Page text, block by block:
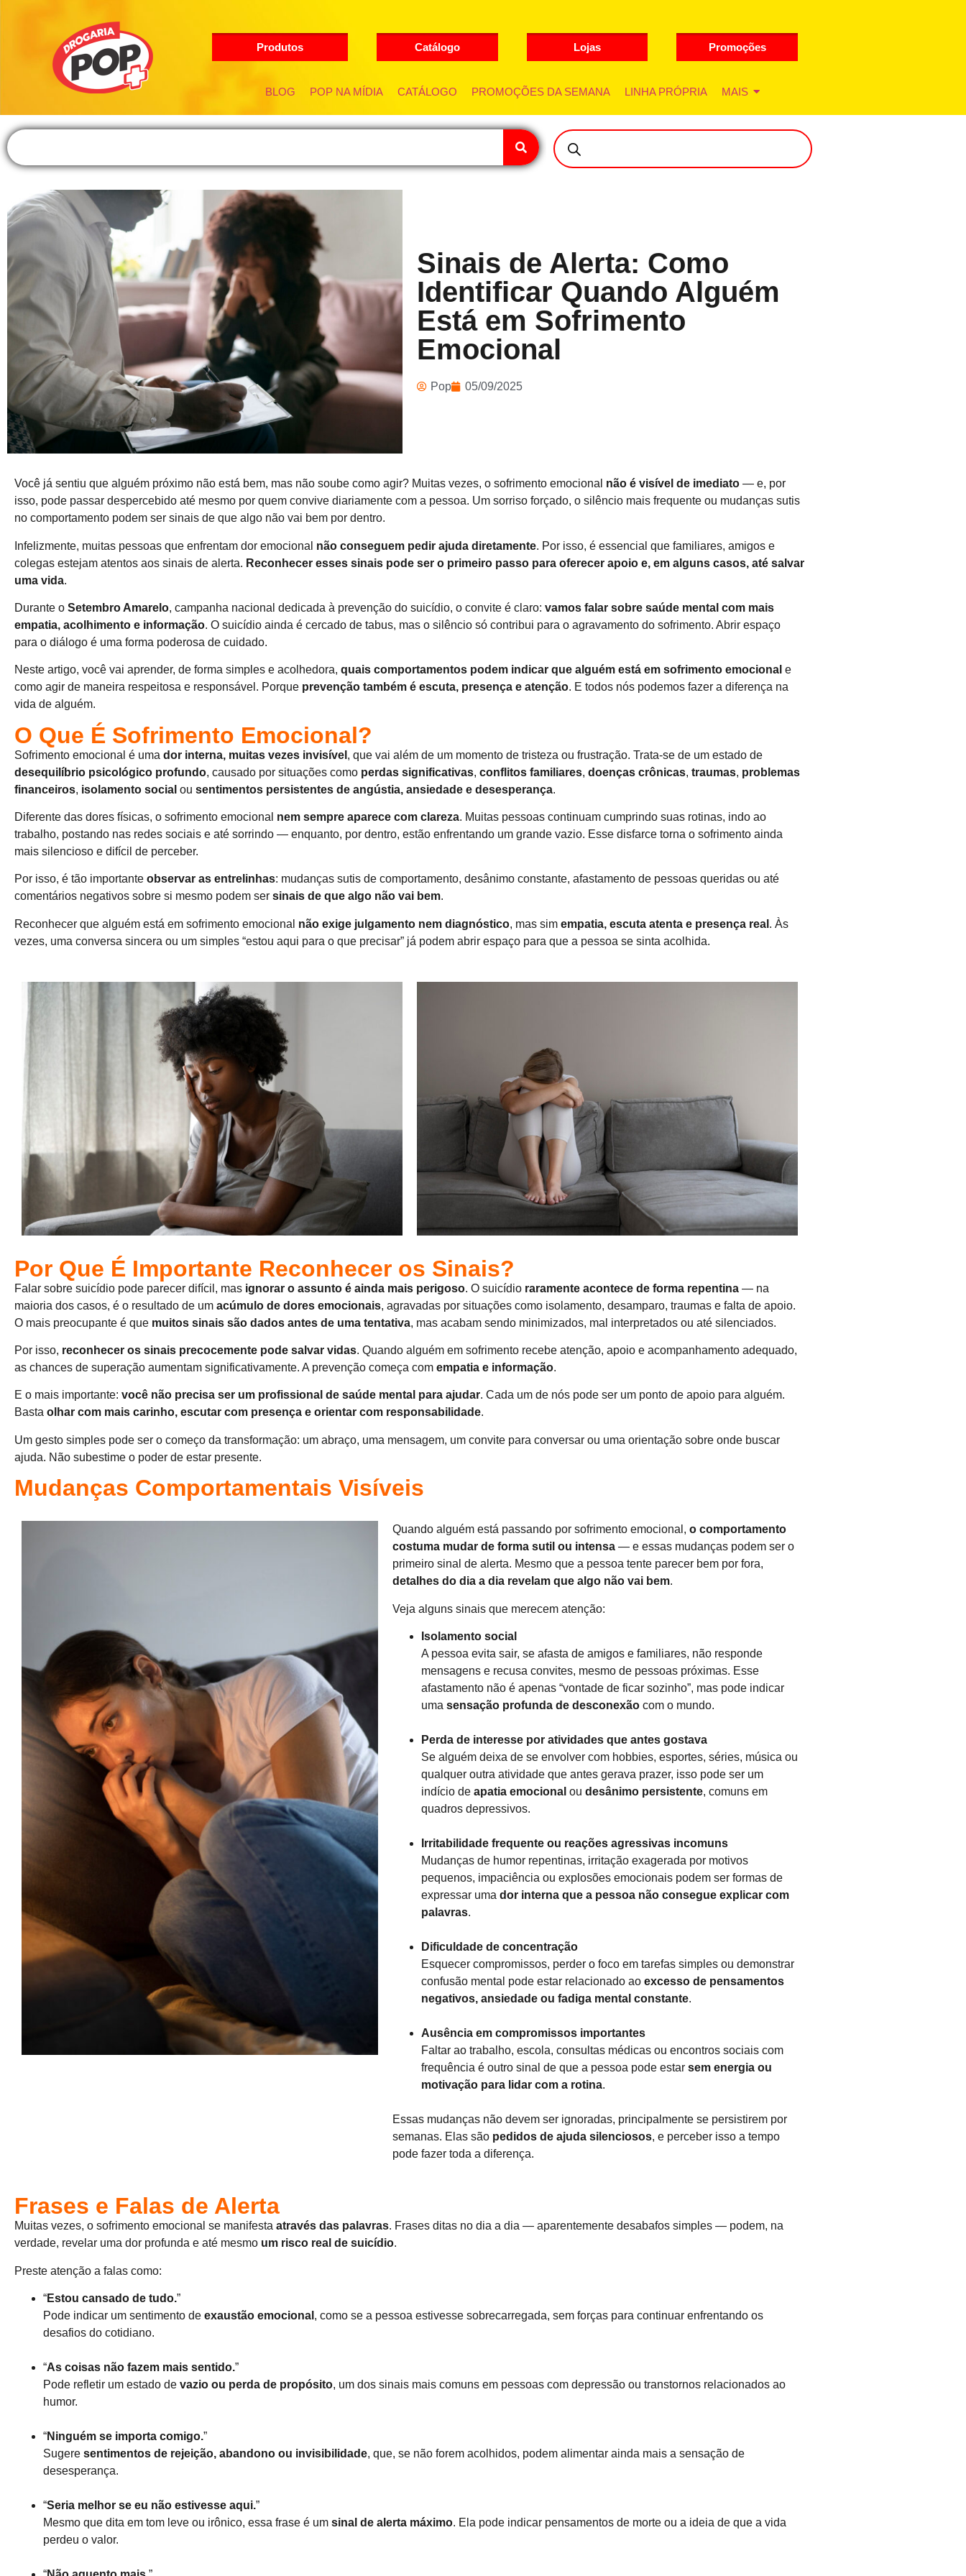
Produtos Catálogo Lojas Promoções
BLOG POP NA MÍDIA CATÁLOGO PROMOÇÕES DA SEMANA LINHA PRÓPRIA MAIS
Sinais de Alerta: Como
Identificar Quando Alguém
Está em Sofrimento
Emocional
Pop 05/09/2025
Você já sentiu que alguém próximo não está bem, mas não soube como agir? Muitas vezes, o sofrimento emocional não é visível de imediato — e, por
isso, pode passar despercebido até mesmo por quem convive diariamente com a pessoa. Um sorriso forçado, o silêncio mais frequente ou mudanças sutis
no comportamento podem ser sinais de que algo não vai bem por dentro.
Infelizmente, muitas pessoas que enfrentam dor emocional não conseguem pedir ajuda diretamente. Por isso, é essencial que familiares, amigos e
colegas estejam atentos aos sinais de alerta. Reconhecer esses sinais pode ser o primeiro passo para oferecer apoio e, em alguns casos, até salvar
uma vida.
Durante o Setembro Amarelo, campanha nacional dedicada à prevenção do suicídio, o convite é claro: vamos falar sobre saúde mental com mais
empatia, acolhimento e informação. O suicídio ainda é cercado de tabus, mas o silêncio só contribui para o agravamento do sofrimento. Abrir espaço
para o diálogo é uma forma poderosa de cuidado.
Neste artigo, você vai aprender, de forma simples e acolhedora, quais comportamentos podem indicar que alguém está em sofrimento emocional e
como agir de maneira respeitosa e responsável. Porque prevenção também é escuta, presença e atenção. E todos nós podemos fazer a diferença na
vida de alguém.
O Que É Sofrimento Emocional?
Sofrimento emocional é uma dor interna, muitas vezes invisível , que vai além de um momento de tristeza ou frustração. Trata-se de um estado de
desequilíbrio psicológico profundo, causado por situações como perdas significativas, conflitos familiares, doenças crônicas, traumas, problemas
financeiros, isolamento social ou sentimentos persistentes de angústia, ansiedade e desesperança.
Diferente das dores físicas, o sofrimento emocional nem sempre aparece com clareza. Muitas pessoas continuam cumprindo suas rotinas, indo ao
trabalho, postando nas redes sociais e até sorrindo — enquanto, por dentro, estão enfrentando um grande vazio. Esse disfarce torna o sofrimento ainda
mais silencioso e difícil de perceber.
Por isso, é tão importante observar as entrelinhas: mudanças sutis de comportamento, desânimo constante, afastamento de pessoas queridas ou até
comentários negativos sobre si mesmo podem ser sinais de que algo não vai bem.
Reconhecer que alguém está em sofrimento emocional não exige julgamento nem diagnóstico, mas sim empatia, escuta atenta e presença real . Às
vezes, uma conversa sincera ou um simples “estou aqui para o que precisar” já podem abrir espaço para que a pessoa se sinta acolhida.
Por Que É Importante Reconhecer os Sinais?
Falar sobre suicídio pode parecer difícil, mas ignorar o assunto é ainda mais perigoso. O suicídio raramente acontece de forma repentina — na
maioria dos casos, é o resultado de um acúmulo de dores emocionais, agravadas por situações como isolamento, desamparo, traumas e falta de apoio.
O mais preocupante é que muitos sinais são dados antes de uma tentativa, mas acabam sendo minimizados, mal interpretados ou até silenciados.
Por isso, reconhecer os sinais precocemente pode salvar vidas. Quando alguém em sofrimento recebe atenção, apoio e acompanhamento adequado,
as chances de superação aumentam significativamente. A prevenção começa com empatia e informação.
E o mais importante: você não precisa ser um profissional de saúde mental para ajudar. Cada um de nós pode ser um ponto de apoio para alguém.
Basta olhar com mais carinho, escutar com presença e orientar com responsabilidade.
Um gesto simples pode ser o começo da transformação: um abraço, uma mensagem, um convite para conversar ou uma orientação sobre onde buscar
ajuda. Não subestime o poder de estar presente.
Mudanças Comportamentais Visíveis
Quando alguém está passando por sofrimento emocional, o comportamento
costuma mudar de forma sutil ou intensa— e essas mudanças podem ser o
primeiro sinal de alerta. Mesmo que a pessoa tente parecer bem por fora,
detalhes do dia a dia revelam que algo não vai bem.
Veja alguns sinais que merecem atenção:
Isolamento social
A pessoa evita sair, se afasta de amigos e familiares, não responde
mensagens e recusa convites, mesmo de pessoas próximas. Esse
afastamento não é apenas “vontade de ficar sozinho”, mas pode indicar
uma sensação profunda de desconexãocom o mundo.
Perda de interesse por atividades que antes gostava
Se alguém deixa de se envolver com hobbies, esportes, séries, música ou
qualquer outra atividade que antes gerava prazer, isso pode ser um
indício de apatia emocional ou desânimo persistente, comuns em
quadros depressivos.
Irritabilidade frequente ou reações agressivas incomuns
Mudanças de humor repentinas, irritação exagerada por motivos
pequenos, impaciência ou explosões emocionais podem ser formas de
expressar uma dor interna que a pessoa não consegue explicar com
palavras.
Dificuldade de concentração
Esquecer compromissos, perder o foco em tarefas simples ou demonstrar
confusão mental pode estar relacionado ao excesso de pensamentos
negativos, ansiedade ou fadiga mental constante.
Ausência em compromissos importantes
Faltar ao trabalho, escola, consultas médicas ou encontros sociais com
frequência é outro sinal de que a pessoa pode estar sem energia ou
motivação para lidar com a rotina.
Essas mudanças não devem ser ignoradas, principalmente se persistirem por
semanas. Elas são pedidos de ajuda silenciosos, e perceber isso a tempo
pode fazer toda a diferença.
Frases e Falas de Alerta
Muitas vezes, o sofrimento emocional se manifesta através das palavras. Frases ditas no dia a dia — aparentemente desabafos simples — podem, na
verdade, revelar uma dor profunda e até mesmo um risco real de suicídio.
Preste atenção a falas como:
“Estou cansado de tudo.”
Pode indicar um sentimento de exaustão emocional , como se a pessoa estivesse sobrecarregada, sem forças para continuar enfrentando os
desafios do cotidiano.
“As coisas não fazem mais sentido.”
Pode refletir um estado de vazio ou perda de propósito, um dos sinais mais comuns em pessoas com depressão ou transtornos relacionados ao
humor.
“Ninguém se importa comigo.”
Sugere sentimentos de rejeição, abandono ou invisibilidade, que, se não forem acolhidos, podem alimentar ainda mais a sensação de
desesperança.
“Seria melhor se eu não estivesse aqui.”
Mesmo que dita em tom leve ou irônico, essa frase é um sinal de alerta máximo. Ela pode indicar pensamentos de morte ou a ideia de que a vida
perdeu o valor.